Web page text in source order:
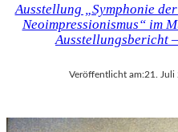
Ausstellung „Symphonie
Neoimpressionismus“ im
Ausstellungsbericht
Veröffentlicht am:21. Juli